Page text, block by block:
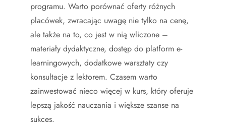
programu. Warto porównać oferty różnych
placówek, zwracając uwagę nie tylko na cenę,
ale także na to, co jest w nią wliczone –
materiały dydaktyczne, dostęp do platform e-
learningowych, dodatkowe warsztaty czy
konsultacje z lektorem. Czasem warto
zainwestować nieco więcej w kurs, który oferuje
lepszą jakość nauczania i większe szanse na
sukces.